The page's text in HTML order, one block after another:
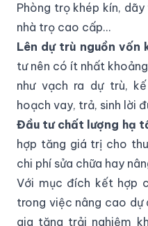
Phòng trọ khép kín,
nhà trọ cao cấp…
Lên dự trù nguồn vốn
tư nên có ít nhất
như vạch ra dự trù,
hoạch vay, trả, sinh lời
Đầu tư chất lượng hạ
hợp tăng giá trị cho
chi phí sửa chữa hay
Với mục đích kết hợp
trong việc nâng cao dự
gia tăng trải nghiệm